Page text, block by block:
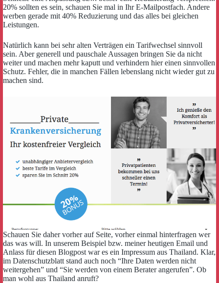
20% sollten es sein, schauen Sie mal in Ihr E-Mailpostfach. Andere
werben gerade mit 40% Reduzierung und das alles bei gleichen
Leistungen.
Natürlich kann bei sehr alten Verträgen ein Tarifwechsel sinnvoll
sein. Aber generell und pauschale Aussagen bringen Sie da nicht
weiter und machen mehr kaputt und verhindern hier einen sinnvollen
Schutz. Fehler, die in manchen Fällen lebenslang nicht wieder gut zu
machen sind.
Schauen Sie daher vorher auf Seite, vorher einmal hinterfragen wer
das was will. In unserem Beispiel bzw. meiner heutigen Email und
Anlass für diesen Blogpost war es ein Impressum aus Thailand. Klar,
im Datenschutzblatt stand auch noch “Ihre Daten werden nicht
weitergehen” und “Sie werden von einem Berater angerufen”. Ob
man wohl aus Thailand anruft?